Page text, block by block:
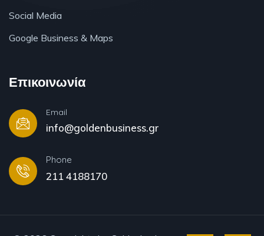
Social Media
Google Business & Maps
Επικοινωνία
Email
info@goldenbusiness.gr
Phone
211 4188170